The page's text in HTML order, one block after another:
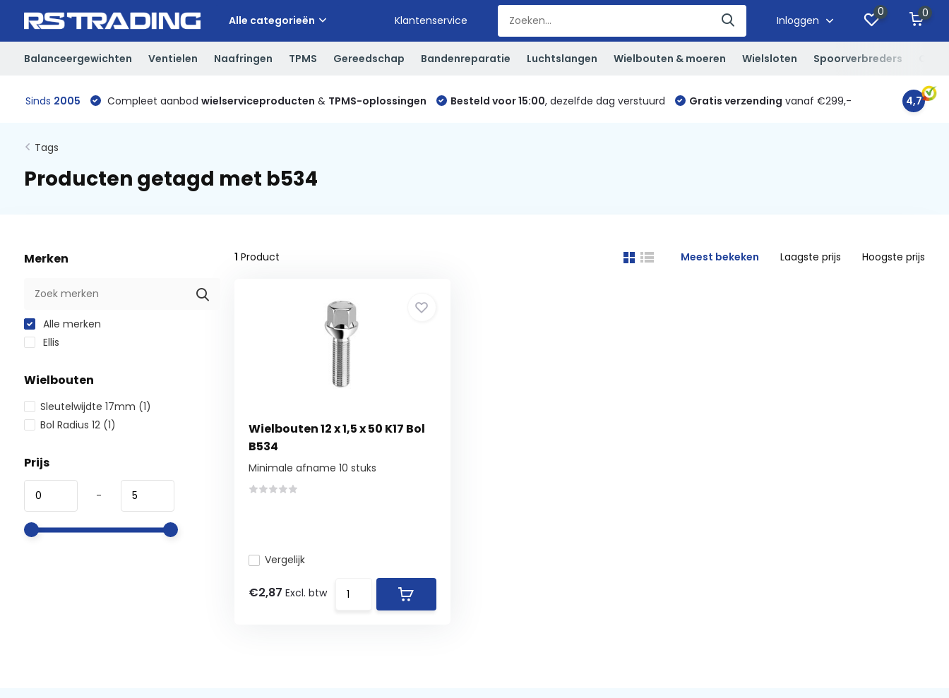
Alle categorieën Klantenservice Inloggen
0 0
Balanceergewichten Ventielen Naafringen TPMS Gereedschap Bandenreparatie Luchtslangen Wielbouten & moeren Wielsloten Spoorverbreders
Sinds 2005 Compleet aanbod wielserviceproducten & TPMS-oplossingen Besteld voor 15:00, dezelfde dag verstuurd Gratis verzending vanaf €299,- 4,7
Tags
Producten getagd met b534
Merken
Alle merken
Ellis
Wielbouten
Sleutelwijdte 17mm (1)
Bol Radius 12 (1)
Prijs
-
1 Product Meest bekeken Laagste prijs Hoogste prijs
Wielbouten 12 x 1,5 x 50 K17 Bol
B534
Minimale afname 10 stuks
Vergelijk
€2,87 Excl. btw